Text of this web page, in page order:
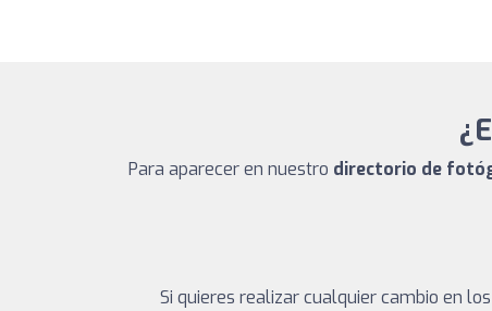
Para aparecer en nuestro directorio de
Si quieres realizar cualquier cambio en